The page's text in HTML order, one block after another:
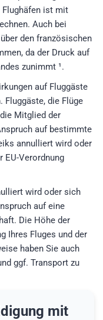
Flughäfen ist mit
Auch bei
den französischen
da der Druck auf
zunimmt ¹.
auf Fluggäste
Fluggäste, die Flüge
Mitglied der
auf bestimmte
annulliert wird oder
EU-Verordnung
wird oder sich
auf eine
Die Höhe der
Ihres Fluges und der
haben Sie auch
ggf. Transport zu
mit